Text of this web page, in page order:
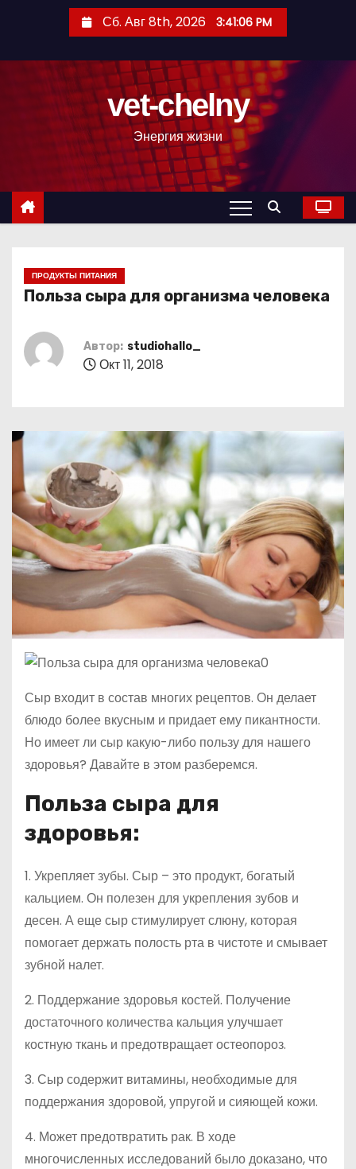
с
Сб. Авг 8th, 2026 3:41:07 PM
vet-chelny
Энергия жизни
ПРОДУКТЫ ПИТАНИЯ
Польза сыра для организма человека
Автор: studiohallo_
Окт 11, 2018
Сыр входит в состав многих рецептов. Он делает
блюдо более вкусным и придает ему пикантности.
Но имеет ли сыр какую-либо пользу для нашего
здоровья? Давайте в этом разберемся.
Польза сыра для
здоровья:
1. Укрепляет зубы. Сыр – это продукт, богатый
кальцием. Он полезен для укрепления зубов и
десен. А еще сыр стимулирует слюну, которая
помогает держать полость рта в чистоте и смывает
зубной налет.
2. Поддержание здоровья костей. Получение
достаточного количества кальция улучшает
костную ткань и предотвращает остеопороз.
3. Сыр содержит витамины, необходимые для
поддержания здоровой, упругой и сияющей кожи.
4. Может предотвратить рак. В ходе
многочисленных исследований было доказано, что